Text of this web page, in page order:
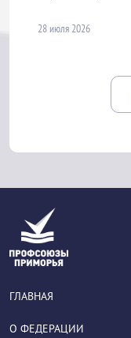
28 июля 2026
ГЛАВНАЯ
О ФЕДЕРАЦИИ